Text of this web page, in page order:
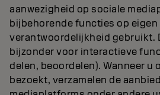
aanwezigheid op sociale
bijbehorende functies op eigen
verantwoordelijkheid gebruikt.
bijzonder voor interactieve
delen, beoordelen). Wanneer u
bezoekt, verzamelen de